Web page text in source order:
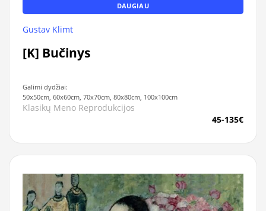
DAUGIAU
Gustav Klimt
[K] Bučinys
Galimi dydžiai:
50x50cm, 60x60cm, 70x70cm, 80x80cm, 100x100cm
Klasikų Meno Reprodukcijos
45-135€